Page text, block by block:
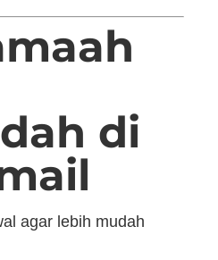
di
agar lebih mudah